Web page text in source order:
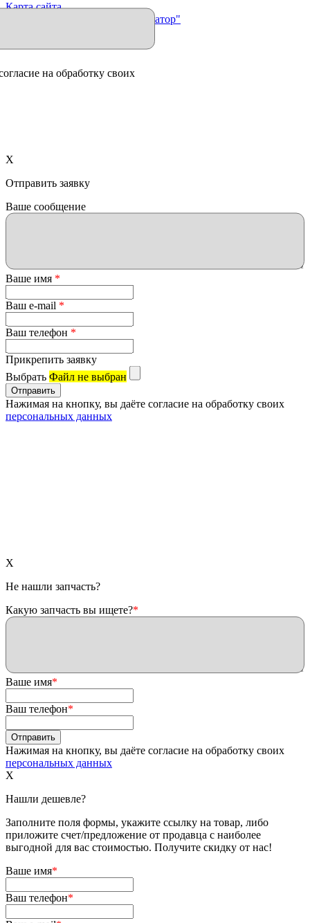
Карта сайта
Продвижение сайта "Иллюминатор"
на обработку своих
X
Отправить заявку
Ваше сообщение
Ваше имя *
Ваш e-mail *
Ваш телефон *
Прикрепить заявку
Выбрать Файл не выбран
Нажимая на кнопку, вы даёте согласие на обработку своих
персональных данных
X
Не нашли запчасть?
Какую запчасть вы ищете?*
Ваше имя*
Ваш телефон*
Нажимая на кнопку, вы даёте согласие на обработку своих
персональных данных
X
Нашли дешевле?
Заполните поля формы, укажите ссылку на товар, либо
приложите счет/предложение от продавца с наиболее
выгодной для вас стоимостью. Получите скидку от нас!
Ваше имя*
Ваш телефон*